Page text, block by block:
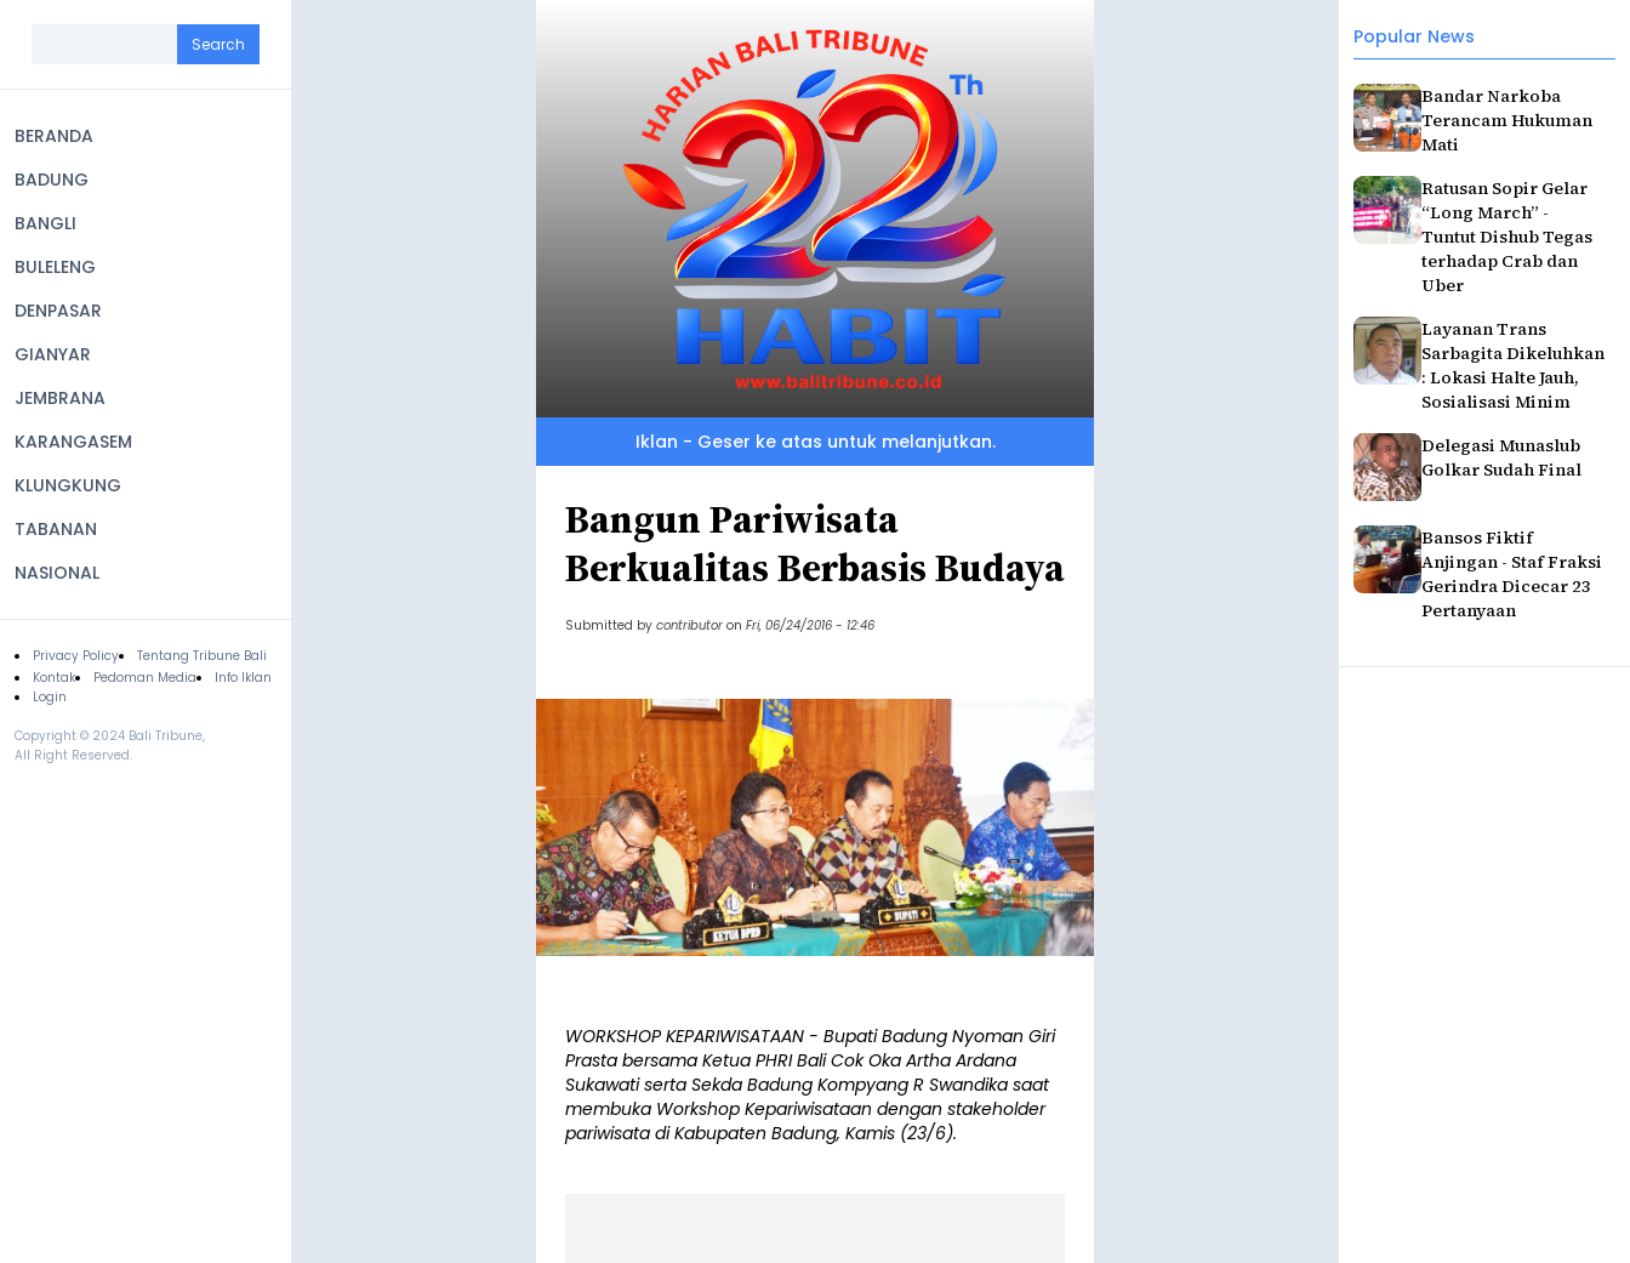
navigation
BERANDA
BADUNG
BANGLI
BULELENG
DENPASAR
GIANYAR
JEMBRANA
KARANGASEM
KLUNGKUNG
TABANAN
NASIONAL
Footer
Privacy Policy
Tentang Tribune Bali
Kontak
Pedoman Media
Info Iklan
Login
Copyright © 2024 Bali Tribune,
All Right Reserved.
Popular News
Bandar Narkoba
Terancam Hukuman
Mati
Ratusan Sopir Gelar
“Long March” -
Tuntut Dishub Tegas
terhadap Crab dan
Uber
Layanan Trans
Sarbagita Dikeluhkan
: Lokasi Halte Jauh,
Sosialisasi Minim
Delegasi Munaslub
Golkar Sudah Final
Bansos Fiktif
Anjingan - Staf Fraksi
Gerindra Dicecar 23
Pertanyaan
Iklan - Geser ke atas untuk melanjutkan.
Bangun Pariwisata
Berkualitas Berbasis Budaya
Submitted by contributor on Fri, 06/24/2016 - 12:46
WORKSHOP KEPARIWISATAAN - Bupati Badung Nyoman Giri
Prasta bersama Ketua PHRI Bali Cok Oka Artha Ardana
Sukawati serta Sekda Badung Kompyang R Swandika saat
membuka Workshop Kepariwisataan dengan stakeholder
pariwisata di Kabupaten Badung, Kamis (23/6).